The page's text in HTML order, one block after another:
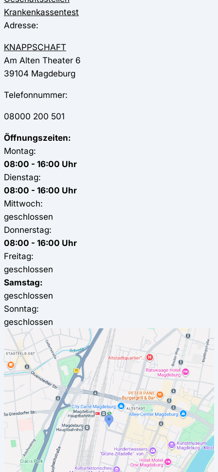
Krankenkassentest
Adresse:
KNAPPSCHAFT
Am Alten Theater 6
39104 Magdeburg
Telefonnummer:
08000 200 501
Öffnungszeiten:
Montag:
08:00 - 16:00 Uhr
Dienstag:
08:00 - 16:00 Uhr
Mittwoch:
geschlossen
Donnerstag:
08:00 - 16:00 Uhr
Freitag:
geschlossen
Samstag:
geschlossen
Sonntag:
geschlossen